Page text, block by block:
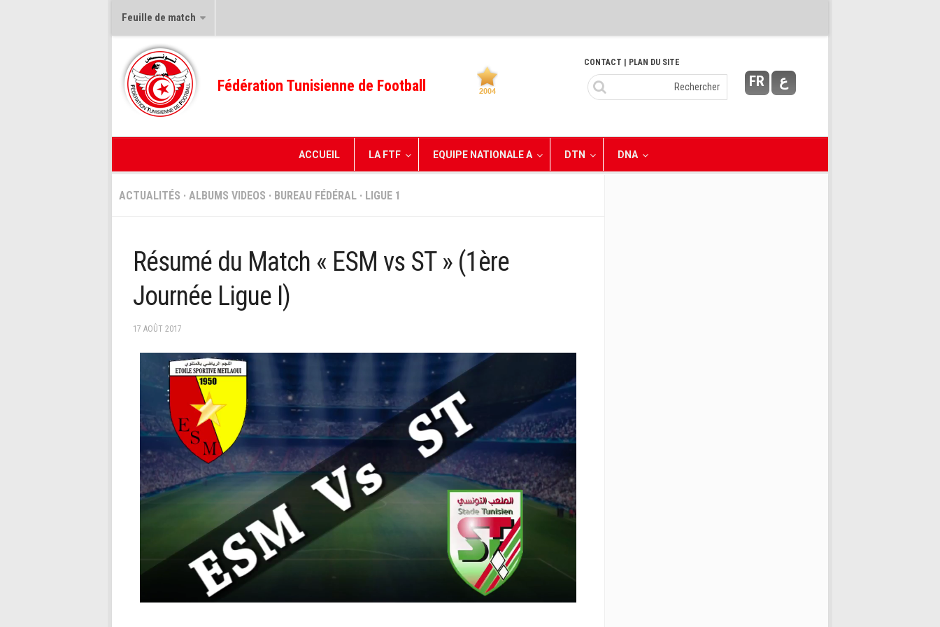
Feuille de match
Fédération Tunisienne de Football FR ع
CONTACT | PLAN DU SITE
ACCUEIL LA FTF EQUIPE NATIONALE A DTN DNA
ACTUALITÉS · ALBUMS VIDEOS · BUREAU FÉDÉRAL · LIGUE 1
Résumé du Match « ESM vs ST » (1ère
Journée Ligue I)
17 AOÛT 2017